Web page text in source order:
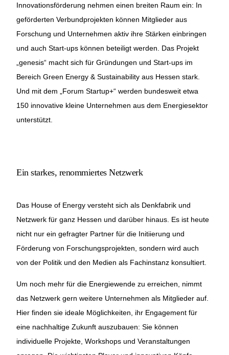
Innovationsförderung nehmen einen breiten Raum ein: In
geförderten Verbundprojekten können Mitglieder aus
Forschung und Unternehmen aktiv ihre Stärken einbringen
und auch Start-ups können beteiligt werden. Das Projekt
„genesis“ macht sich für Gründungen und Start-ups im
Bereich Green Energy & Sustainability aus Hessen stark.
Und mit dem „Forum Startup+“ werden bundesweit etwa
150 innovative kleine Unternehmen aus dem Energiesektor
unterstützt.
Ein starkes, renommiertes Netzwerk
Das House of Energy versteht sich als Denkfabrik und
Netzwerk für ganz Hessen und darüber hinaus. Es ist heute
nicht nur ein gefragter Partner für die Initiierung und
Förderung von Forschungsprojekten, sondern wird auch
von der Politik und den Medien als Fachinstanz konsultiert.
Um noch mehr für die Energiewende zu erreichen, nimmt
das Netzwerk gern weitere Unternehmen als Mitglieder auf.
Hier finden sie ideale Möglichkeiten, ihr Engagement für
eine nachhaltige Zukunft auszubauen: Sie können
individuelle Projekte, Workshops und Veranstaltungen